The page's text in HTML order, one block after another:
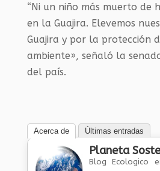
“Ni un niño más muerto de
en la Guajira. Elevemos
Guajira y por la protección
ambiente», señaló la
del país.
Acerca de Últimas entradas
Planeta
Blog Ecologico